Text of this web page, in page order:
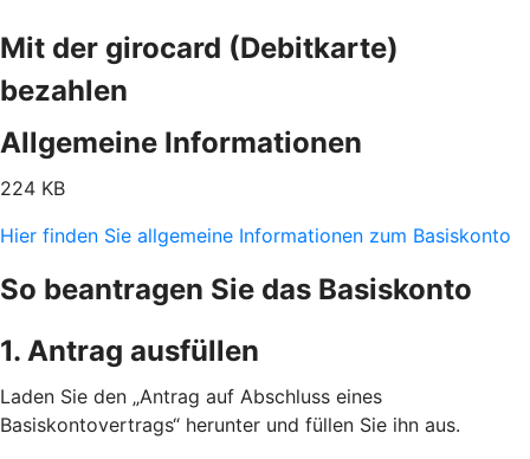
Mit der girocard (Debitkarte)
bezahlen
Allgemeine Informationen
224 KB
Hier finden Sie allgemeine Informationen zum Basiskonto
So beantragen Sie das Basiskonto
1. Antrag ausfüllen
Laden Sie den „Antrag auf Abschluss eines
Basiskontovertrags“ herunter und füllen Sie ihn aus.